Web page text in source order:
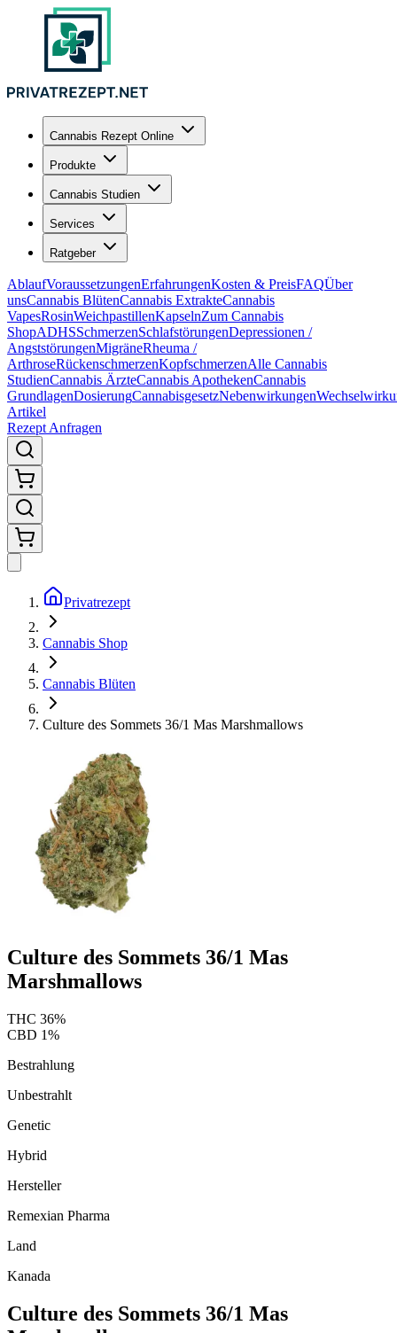
Cannabis Rezept Online
Produkte
Cannabis Studien
Services
Ratgeber
AblaufVoraussetzungenErfahrungenKosten & PreisFAQÜber
unsCannabis BlütenCannabis ExtrakteCannabis
VapesRosinWeichpastillenKapselnZum Cannabis
ShopADHSSchmerzenSchlafstörungenDepressionen /
AngststörungenMigräneRheuma /
ArthroseRückenschmerzenKopfschmerzenAlle Cannabis
StudienCannabis ÄrzteCannabis ApothekenCannabis
GrundlagenDosierungCannabisgesetzNebenwirkungen
Artikel
Rezept Anfragen
Privatrezept
Cannabis Shop
Cannabis Blüten
Culture des Sommets 36/1 Mas Marshmallows
Culture des Sommets 36/1 Mas
Marshmallows
THC 36%
CBD 1%
Bestrahlung
Unbestrahlt
Genetic
Hybrid
Hersteller
Remexian Pharma
Land
Kanada
Culture des Sommets 36/1 Mas